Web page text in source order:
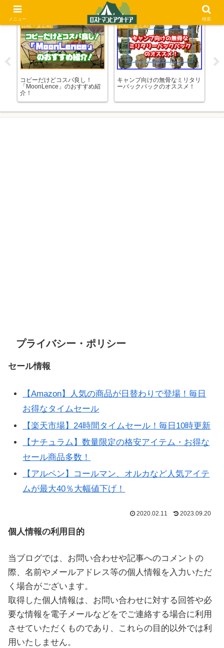
比較・まとめ
コピーだけどコスパ良し！
「MoonLence」のおすすめ紹
介！
比較・まとめ
キャンプ向けの無骨なミリタリ
ーバックパックのオススメ！
比
プライバシー・ポリシー
セール情報
【Amazon】人気の商品が日替わりで登場！毎日
お得なタイムセール
【楽天市場】24時間タイムセール！毎日10時更新
【ナチュラム】数量限定の格安アイテム・お得な
セール商品多数！
【アルペン】コールマン、オルカなど人気アイテ
ムが最大40％大幅値下げ！
2020.02.11 2023.09.20
個人情報の利用目的
当ブログでは、お問い合わせや記事へのコメントの
際、名前やメールアドレス等の個人情報を入力いただ
く場合がございます。
取得した個人情報は、お問い合わせに対する回答や必
要な情報を電子メールなどをでご連絡する場合に利用
させていただくものであり、これらの目的以外では利
用いたしません。
メニュー 検索